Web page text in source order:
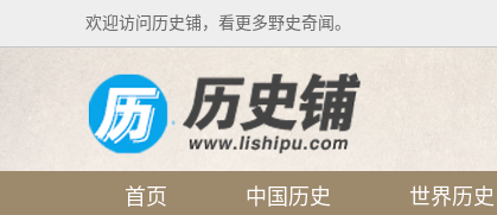
欢迎访问历史铺，看更多野史奇闻。
首页 中国历史 世界历史